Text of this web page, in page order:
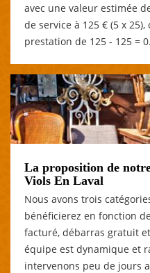
avec une valeur estimée
de service à 125 € (5 x
prestation de 125 - 125 = 0.
La proposition de
Viols En Laval
Nous avons trois
bénéficierez en fonction
facturé, débarras gratuit
équipe est dynamique et
intervenons peu de jours